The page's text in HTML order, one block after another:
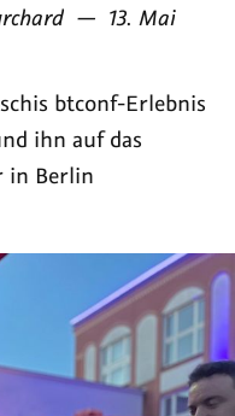
btconf-Erlebnis
ihn auf das
in Berlin
— am
13. Mai